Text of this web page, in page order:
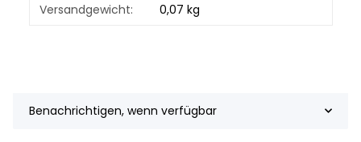
Produkteigenschaft
Wert
Versandgewicht: 0,07 kg
Benachrichtigen, wenn verfügbar